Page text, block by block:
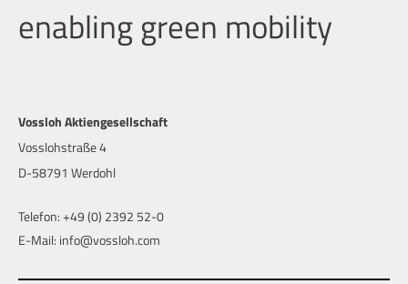
enabling green mobility
Vossloh Aktiengesellschaft
Vosslohstraße 4
D-58791 Werdohl
Telefon: +49 (0) 2392 52-0
E-Mail: info@vossloh.com